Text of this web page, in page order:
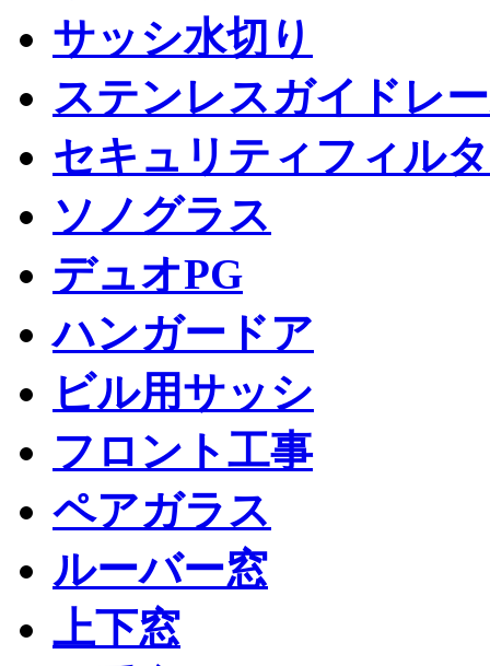
サッシ水切り
ステンレスガイドレ
セキュリティフィル
ソノグラス
デュオPG
ハンガードア
ビル用サッシ
フロント工事
ペアガラス
ルーバー窓
上下窓